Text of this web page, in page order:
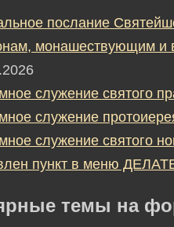
послание
монашествующим и
служение святого
служение
служение святого
пункт в меню
темы на